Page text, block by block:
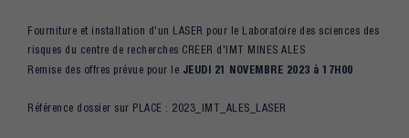
Fourniture et installation d'un LASER pour le Laboratoire des sciences des
risques du centre de recherches CREER d'IMT MINES ALES
Remise des offres prévue pour le JEUDI 21 NOVEMBRE 2023 à 17H00
Référence dossier sur PLACE : 2023_IMT_ALES_LASER